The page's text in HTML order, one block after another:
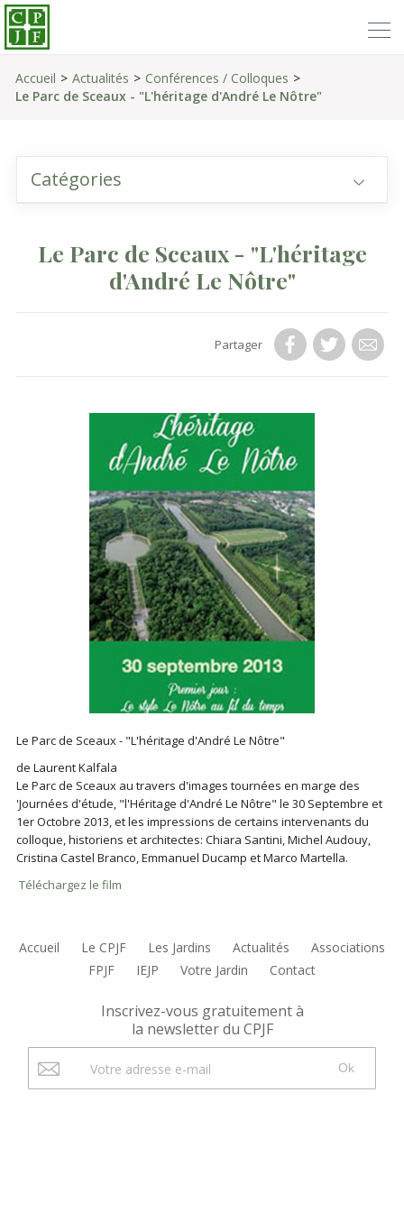
Accueil Actualités
Conférences / Colloques
Le Parc de Sceaux - "L'héritage d'André Le Nôtre"
Catégories
Le Parc de Sceaux - "L'héritage
d'André Le Nôtre"
Partager
Le Parc de Sceaux - "L'héritage d'André Le Nôtre"
de Laurent Kalfala
Le Parc de Sceaux au travers d'images tournées en marge des
'Journées d'étude, "l'Héritage d'André Le Nôtre" le 30 Septembre et
1er Octobre 2013, et les impressions de certains intervenants du
colloque, historiens et architectes: Chiara Santini, Michel Audouy,
Cristina Castel Branco, Emmanuel Ducamp et Marco Martella.
Téléchargez le film
Accueil Le CPJF Les Jardins Actualités
Associations
FPJF
IEJP Votre Jardin Contact
Inscrivez-vous gratuitement à
la newsletter du CPJF
Ok